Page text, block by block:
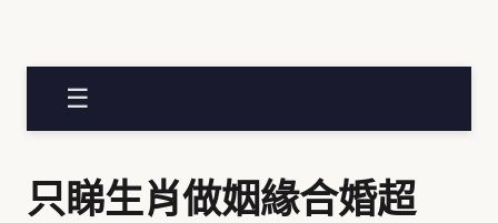
☰
只睇生肖做姻緣合婚超